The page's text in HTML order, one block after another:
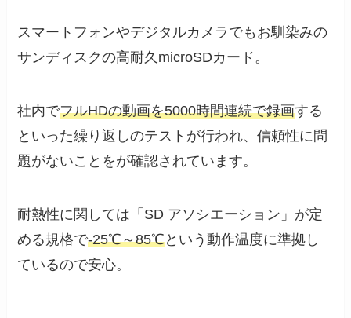
スマートフォンやデジタルカメラでもお馴染みの
サンディスクの高耐久microSDカード。
社内でフルHDの動画を5000時間連続で録画する
といった繰り返しのテストが行われ、信頼性に問
題がないことをが確認されています。
耐熱性に関しては「SD アソシエーション」が定
める規格で-25℃～85℃という動作温度に準拠し
ているので安心。